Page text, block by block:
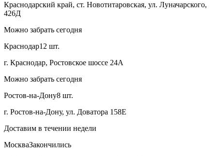
Краснодарский край, ст. Новотитаровская, ул. Луначарского,
426Д
Можно забрать сегодня
Краснодар12 шт.
г. Краснодар, Ростовское шоссе 24А
Можно забрать сегодня
Ростов-на-Дону8 шт.
г. Ростов-на-Дону, ул. Доватора 158Е
Доставим в течении недели
МоскваЗакончились